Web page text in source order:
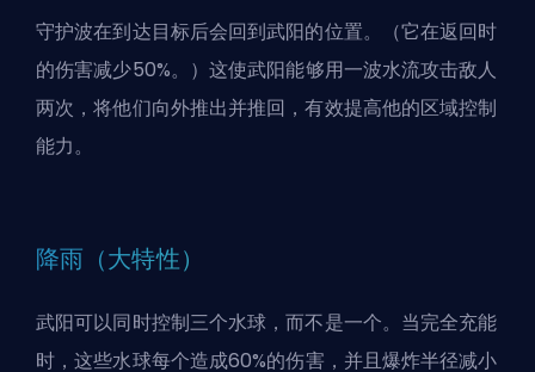
守护波在到达目标后会回到武阳的位置。（它在返回时
的伤害减少50%。）这使武阳能够用一波水流攻击敌人
两次，将他们向外推出并推回，有效提高他的区域控制
能力。
降雨（大特性）
武阳可以同时控制三个水球，而不是一个。当完全充能
时，这些水球每个造成60%的伤害，并且爆炸半径减小